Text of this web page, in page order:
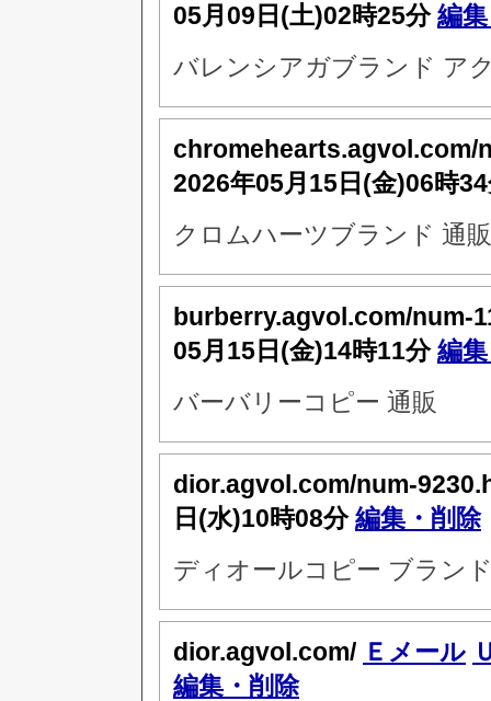
05月09日(土)02時25分編
バレンシアガブランド ア
chromehearts.agvol.com/
2026年05月15日(金)06時
クロムハーツブランド 通
burberry.agvol.com/num-
05月15日(金)14時11分編
バーバリーコピー 通販
dior.agvol.com/num-
日(水)10時08分編集・削除
ディオールコピー ブラン
dior.agvol.com/ Ｅメール
編集・削除